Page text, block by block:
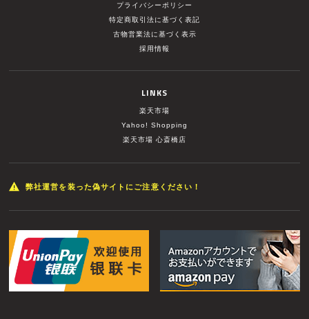
プライバシーポリシー
特定商取引法に基づく表記
古物営業法に基づく表示
採用情報
LINKS
楽天市場
Yahoo! Shopping
楽天市場 心斎橋店
弊社運営を装った偽サイトにご注意ください！